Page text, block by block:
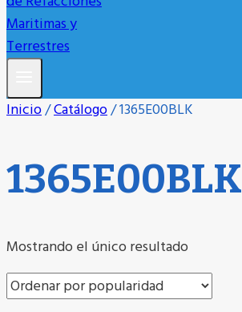
Inicio/Catálogo/1365E00BLK
1365E00BLK
Mostrando el único resultado